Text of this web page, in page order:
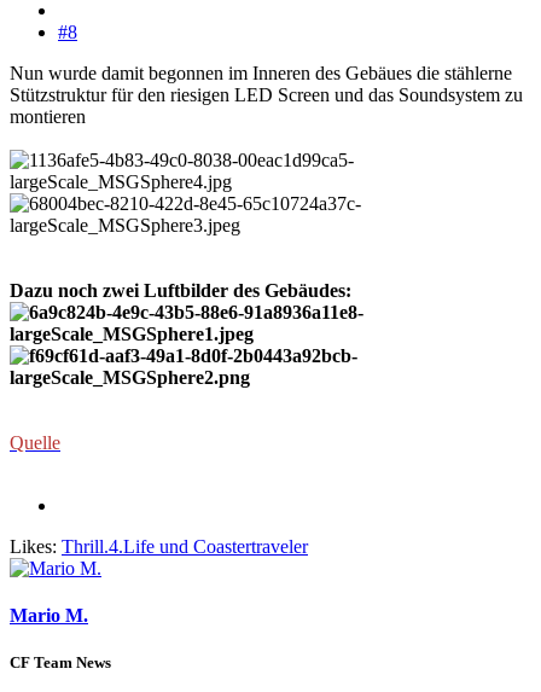
#8
Nun wurde damit begonnen im Inneren des Gebäues die stählerne
Stützstruktur für den riesigen LED Screen und das Soundsystem zu
montieren
Dazu noch zwei Luftbilder des Gebäudes:
Quelle
Likes: Thrill.4.Life und Coastertraveler
Mario M.
CF Team News